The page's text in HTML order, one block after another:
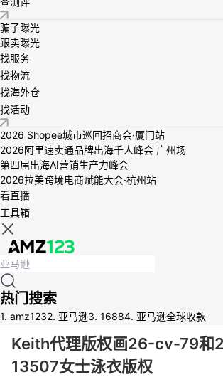
骗子曝光
跟卖曝光
找服务
找物流
找海外仓
找活动
2026 Shopee城市巡回招商会·厦门站
2026阿里速卖通品牌出海千人峰会 广州场
第四届出海AI营销生产力峰会
2026拉美跨境电商赋能大会·杭州站
看直播
工具箱
热门搜索
1. amz1232. 亚马逊3. 16884. 亚马逊全球收款
Keith代理版权画26-cv-79
13507女士泳衣版权